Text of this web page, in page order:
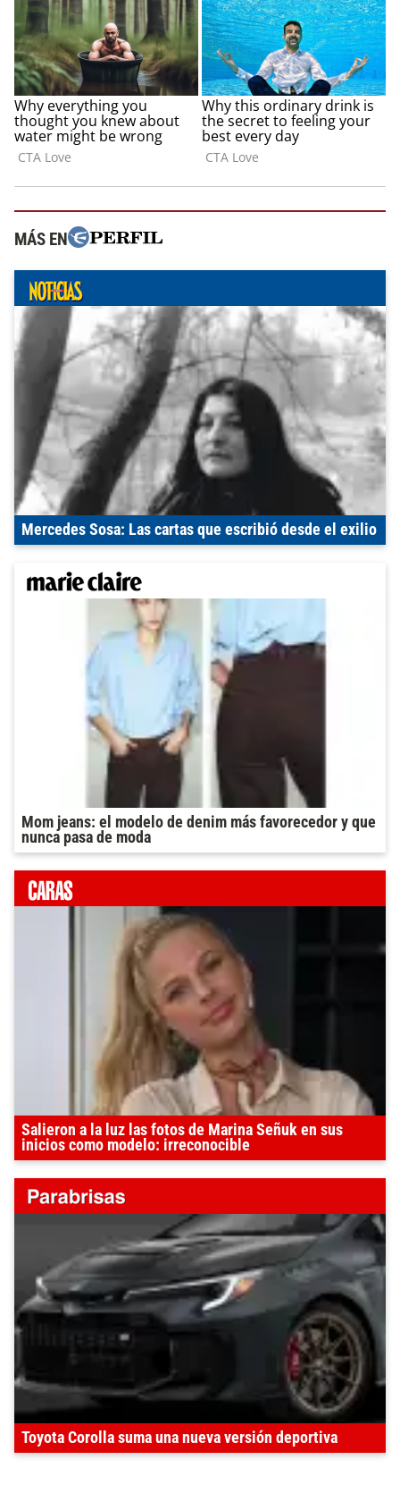
MÁS EN
Mercedes Sosa: Las cartas que escribió desde el exilio
Mom jeans: el modelo de denim más favorecedor y que
nunca pasa de moda
Salieron a la luz las fotos de Marina Señuk en sus
inicios como modelo: irreconocible
Toyota Corolla suma una nueva versión deportiva